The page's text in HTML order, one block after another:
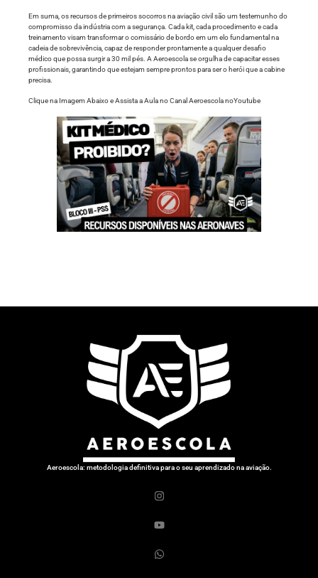
Em suma, os recursos de primeiros socorros na aviação civil são um testemunho do
compromisso da indústria com a segurança. Cada kit, cada procedimento e cada
treinamento visam transformar o comissário de bordo em um elo fundamental na
cadeia de sobrevivência, capaz de responder prontamente a qualquer desafio
médico que possa surgir a 30 mil pés. A Aeroescola se orgulha de capacitar esses
profissionais, garantindo que estejam sempre prontos para ser o herói que a cabine
precisa.
Clique na Imagem Abaixo e Assista a Aula no Canal Aeroescola noYoutube
Aeroescola: metodologia definitiva para o seu aprendizado na aviação.